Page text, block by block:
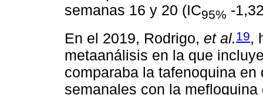
semanas 16 y 20 (IC95% -
En el 2019, Rodrigo, et al.19,
metaanálisis en la que
comparaba la tafenoquina
semanales con la